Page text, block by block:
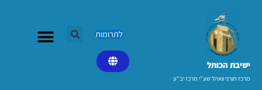
ישיבת הכותל​
מרכז תורני וואהל שע"י מרכז יב"ע
לתרומות